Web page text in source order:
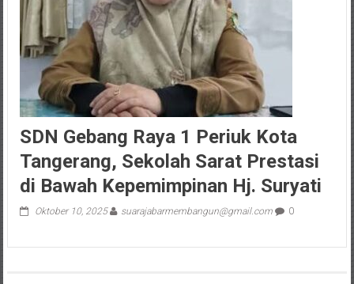
SDN Gebang Raya 1 Periuk Kota
Tangerang, Sekolah Sarat Prestasi
di Bawah Kepemimpinan Hj. Suryati
Oktober 10, 2025 suarajabarmembangun@gmail.com 0